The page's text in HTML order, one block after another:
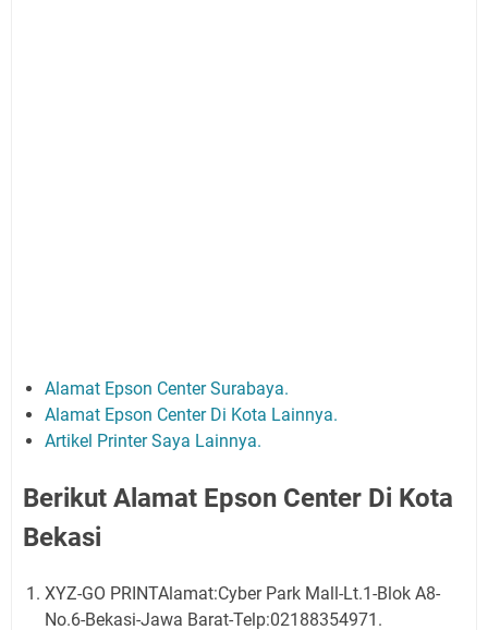
Alamat Epson Center Surabaya.
Alamat Epson Center Di Kota Lainnya.
Artikel Printer Saya Lainnya.
Berikut Alamat Epson Center Di Kota
Bekasi
XYZ-GO PRINTAlamat:Cyber Park Mall-Lt.1-Blok A8-
No.6-Bekasi-Jawa Barat-Telp:02188354971.